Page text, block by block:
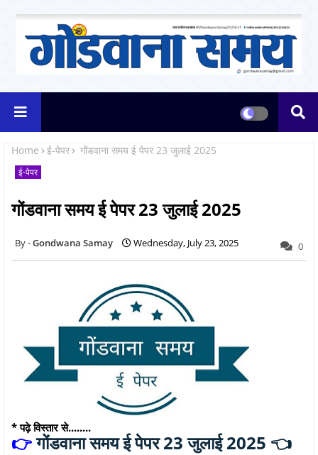
Home ई-पेपर गोंडवाना समय ई पेपर 23 जुलाई 2025
ई-पेपर
गोंडवाना समय ई पेपर 23 जुलाई 2025
Gondwana Samay Wednesday, July 23, 2025 0
* पढ़े विस्तार से........
👉गोंडवाना समय ई पेपर 23 जुलाई 2025 👈